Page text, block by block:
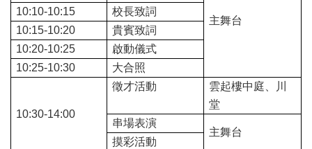
主舞台
10:10-10:15
校長致詞
10:15-10:20
貴賓致詞
10:20-10:25
啟動儀式
10:25-10:30
大合照
10:30-14:00
徵才活動
雲起樓中庭、川
堂
串場表演
主舞台
摸彩活動